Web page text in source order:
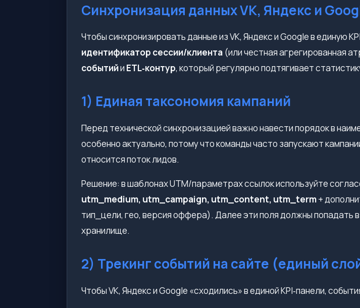
Синхронизация данных VK, Яндекс и
Чтобы синхронизировать данные из VK, Яндекс и Google в единую
идентификатор сессии/клиента (или честная агрегированная
событийи ETL‑контур, который регулярно подтягивает
1) Единая таксономия кампаний
Перед технической синхронизацией важно навести порядок в
особенно актуально, потому что команды часто запускают
относится поток лидов.
Решение: в шаблонах UTM/параметрах ссылок используйте
utm_medium, utm_campaign, utm_content, utm_term+
тип_цели, гео, версия оффера). Далее эти поля должны попадать
хранилище.
2) Трекинг событий на сайте (единый
Чтобы VK, Яндекс и Google «сходились» в единой KPI‑панели,